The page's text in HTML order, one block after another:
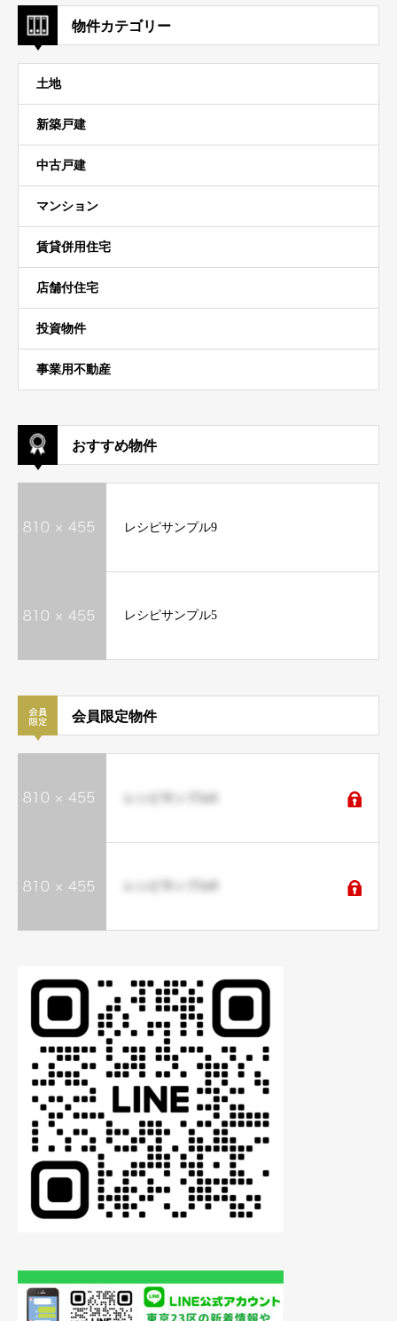
物件カテゴリー
土地
新築戸建
中古戸建
マンション
賃貸併用住宅
店舗付住宅
投資物件
事業用不動産
おすすめ物件
レシピサンプル9
レシピサンプル5
会員限定物件
レシピサンプル6